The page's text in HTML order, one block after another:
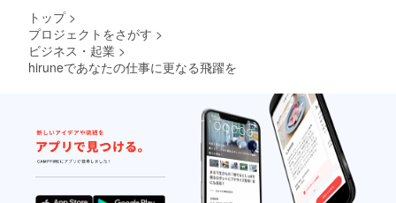
トップ >
プロジェクトをさがす >
ビジネス・起業 >
hiruneであなたの仕事に更なる飛躍を